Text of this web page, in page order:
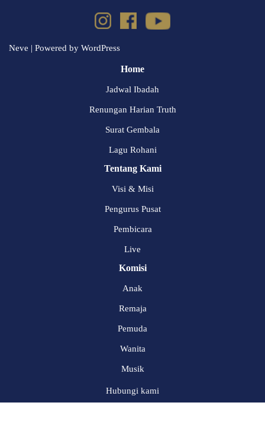
Neve | Powered by WordPress
Home
Jadwal Ibadah
Renungan Harian Truth
Surat Gembala
Lagu Rohani
Tentang Kami
Visi & Misi
Pengurus Pusat
Pembicara
Live
Komisi
Anak
Remaja
Pemuda
Wanita
Musik
Hubungi kami